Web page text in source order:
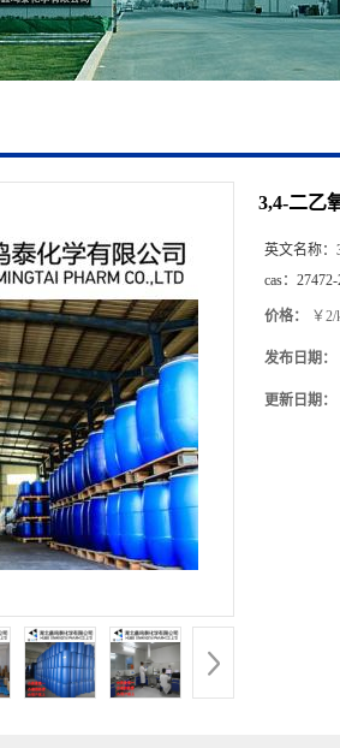
3,4-二乙
英文名称：
cas：
价格： ￥2/
发布日期：
更新日期：